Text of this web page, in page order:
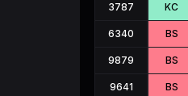
3787
6340
9879
9641
KC
BS
BS
BS